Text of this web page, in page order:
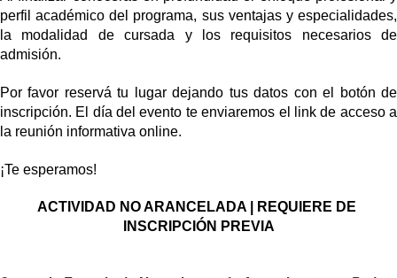
perfil académico del programa, sus ventajas y especialidades,
la modalidad de cursada y los requisitos necesarios de
admisión.
Por favor reservá tu lugar dejando tus datos con el botón de
inscripción. El día del evento te enviaremos el link de acceso a
la reunión informativa online.
¡Te esperamos!
ACTIVIDAD NO ARANCELADA | REQUIERE DE
INSCRIPCIÓN PREVIA